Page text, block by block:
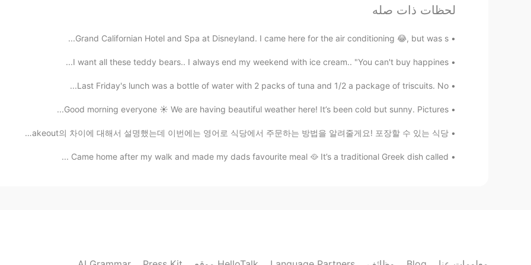
가 미쳤다고 생각해요.
한국 친구들은
제 가 미쳤다고 생각해요.
그래도나 는 대전에 살아서 행복해요.
Chulwoo
2021.08.04 08:07
KR
CN繁
EN
JP
KR
لحظات ذات صله
Grand Californian Hotel and Spa at Disneyland. I came here for the air conditioning 😂, but was s...
I want all these teddy bears.. I always end my weekend with ice cream.. "You can't buy happines...
Last Friday's lunch was a bottle of water with 2 packs of tuna and 1/2 a package of triscuits. No...
Good morning everyone ☀️ We are having beautiful weather here! It’s been cold but sunny. Pictures...
안녕하세요! 여러분 저번 레슨에는 제가 테이크아웃 하고 takeout의 차이에 대해서 설명했는데 이번에는 영어로 식당에서 주문하는 방법을 알려줄게요! 포장할 수 있는 식당...
Came home after my walk and made my dads favourite meal 🥘 It’s a traditional Greek dish called ...